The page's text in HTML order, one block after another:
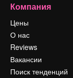
Компания
Цены
О нас
Reviews
Вакансии
Поиск тенденций